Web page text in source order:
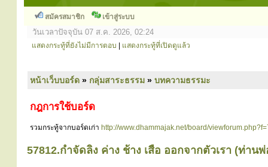
สมัครสมาชิก เข้าสู่ระบบ
วันเวลาปัจจุบัน 07 ส.ค. 2026, 02:24
แสดงกระทู้ที่ยังไม่มีการตอบ แสดงกระทู้ที่เปิดดูแล้ว
หน้าเว็บบอร์ด » กลุ่มสาระธรรม » บทความธรรมะ
กฎการใช้บอร์ด
รวมกระทู้จากบอร์ดเก่า http://www.dhammajak.net/board/
57812.กำจัดลิง ค่าง ช้าง เสือ ออกจากตัวเรา (ท่าน